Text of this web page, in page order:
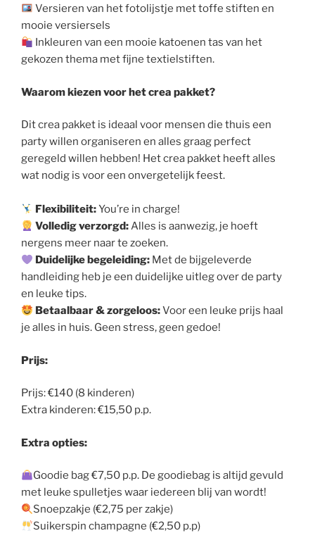
Versieren van het fotolijstje met toffe stiften en
mooie versiersels
Inkleuren van een mooie katoenen tas van het
gekozen thema met fijne textielstiften.
Waarom kiezen voor het crea pakket?
Dit crea pakket is ideaal voor mensen die thuis een
party willen organiseren en alles graag perfect
geregeld willen hebben! Het crea pakket heeft alles
wat nodig is voor een onvergetelijk feest.
Flexibiliteit:You’re in charge!
Volledig verzorgd:Alles is aanwezig, je hoeft
nergens meer naar te zoeken.
Duidelijke begeleiding: Met de bijgeleverde
handleiding heb je een duidelijke uitleg over de party
en leuke tips.
Betaalbaar & zorgeloos:Voor een leuke prijs haal
je alles in huis. Geen stress, geen gedoe!
Prijs:
Prijs: €140 (8 kinderen)
Extra kinderen: €15,50 p.p.
Extra opties:
Goodie bag €7,50 p.p. De goodiebag is altijd gevuld
met leuke spulletjes waar iedereen blij van wordt!
Snoepzakje (€2,75 per zakje)
Suikerspin champagne (€2,50 p.p)